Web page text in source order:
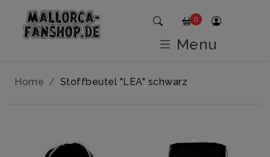
Home Stoffbeutel "LEA" schwarz
0
Menu